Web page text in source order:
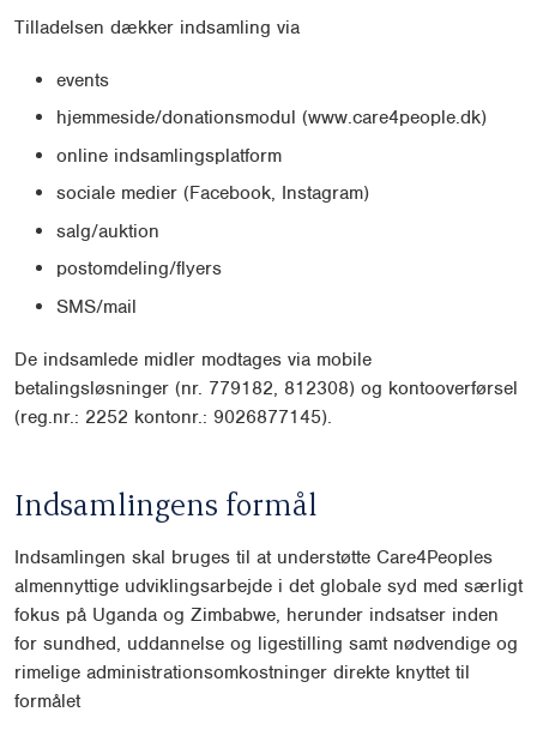
Tilladelsen dækker indsamling via
events
hjemmeside/donationsmodul (www.care4people.dk)
online indsamlingsplatform
sociale medier (Facebook, Instagram)
salg/auktion
postomdeling/flyers
SMS/mail
De indsamlede midler modtages via mobile
betalingsløsninger (nr. 779182, 812308) og kontooverførsel
(reg.nr.: 2252 kontonr.: 9026877145).
Indsamlingens formål
Indsamlingen skal bruges til at understøtte Care4Peoples
almennyttige udviklingsarbejde i det globale syd med særligt
fokus på Uganda og Zimbabwe, herunder indsatser inden
for sundhed, uddannelse og ligestilling samt nødvendige og
rimelige administrationsomkostninger direkte knyttet til
formålet